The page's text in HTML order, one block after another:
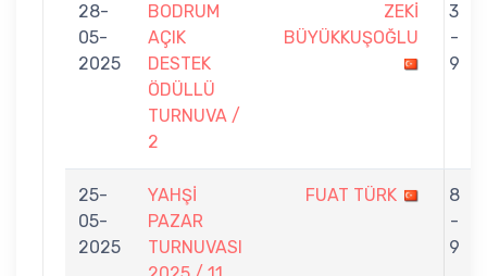
28-
05-
2025
BODRUM
AÇIK
DESTEK
ÖDÜLLÜ
TURNUVA /
2
ZEKİ
BÜYÜKKUŞOĞLU
3
-
9
25-
05-
2025
YAHŞİ
PAZAR
TURNUVASI
FUAT TÜRK
8
-
9